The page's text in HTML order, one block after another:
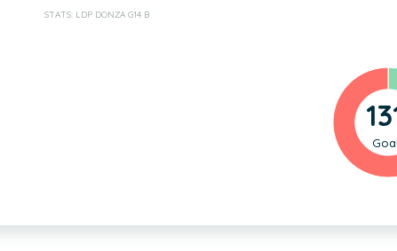
STATS: LDP DONZA G14 B